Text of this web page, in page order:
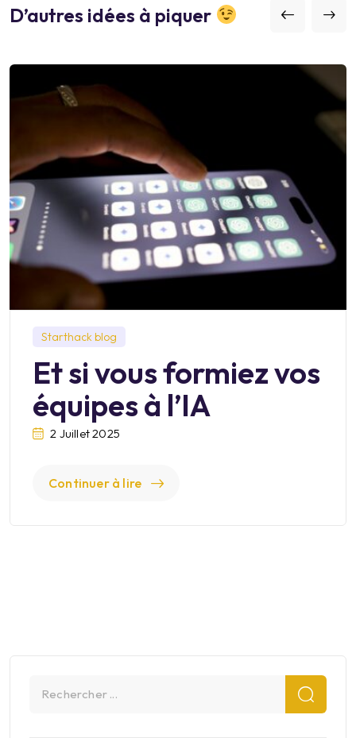
D’autres idées à piquer
Starthack blog
Et si vous formiez vos
équipes à l’IA
2 Juillet 2025
Continuer à lire